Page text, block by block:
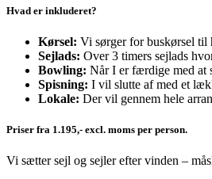
Hvad er inkluderet?
Kørsel: Vi sørger for buskørsel
Sejlads: Over 3 timers sejlads
Bowling: Når I er færdige med at
Spisning: I vil slutte af med et
Lokale: Der vil gennem hele
Priser fra 1.195,- excl. moms per person.
Vi sætter sejl og sejler efter vinden –